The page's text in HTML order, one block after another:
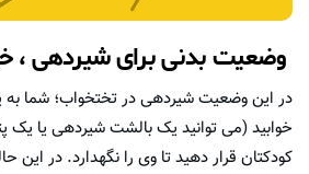
وضعیت بدنی برای شیردهی ،
در این وضعیت شیردهی در تختخواب؛ شما
خوابید (می توانید یک بالشت شیردهی یا یک
کودکتان قرار دهید تا وی را نگهدارد. در